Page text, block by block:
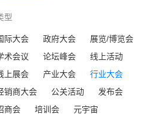
型
际大会 政府大会
展览/博览会
术会议
论坛峰会
线上活动
上展会
产业大会
行业大会
销商大会
公关活动
发布会
商会
培训会 元宇宙